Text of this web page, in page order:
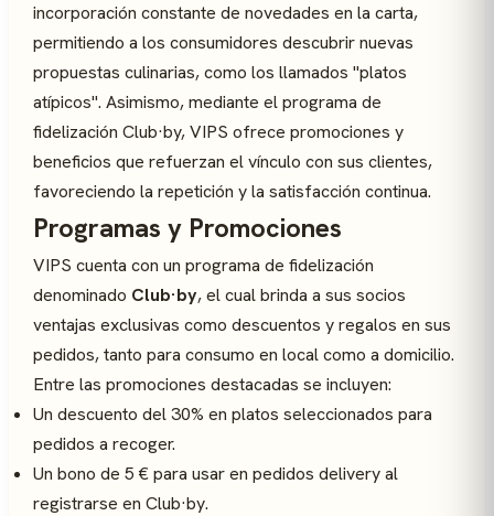
incorporación constante de novedades en la carta,
permitiendo a los consumidores descubrir nuevas
propuestas culinarias, como los llamados "platos
atípicos". Asimismo, mediante el programa de
fidelización Club·by, VIPS ofrece promociones y
beneficios que refuerzan el vínculo con sus clientes,
favoreciendo la repetición y la satisfacción continua.
Programas y Promociones
VIPS cuenta con un programa de fidelización
denominado Club·by, el cual brinda a sus socios
ventajas exclusivas como descuentos y regalos en sus
pedidos, tanto para consumo en local como a domicilio.
Entre las promociones destacadas se incluyen:
Un descuento del 30% en platos seleccionados para
pedidos a recoger.
Un bono de 5 € para usar en pedidos delivery al
registrarse en Club·by.